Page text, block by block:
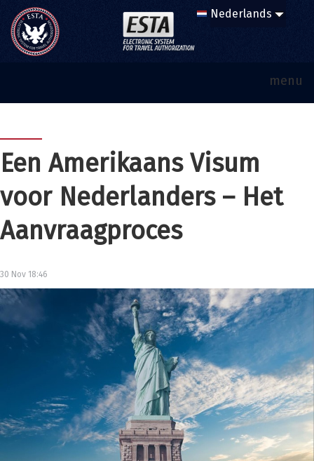
menu
Een Amerikaans Visum
voor Nederlanders – Het
Aanvraagproces
30 Nov 18:46